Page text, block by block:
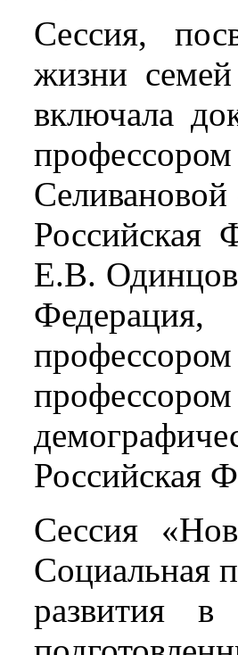
Сессия,
жизни
включала
Российская
Е.В.
Российская
Сессия
Социальная
развития